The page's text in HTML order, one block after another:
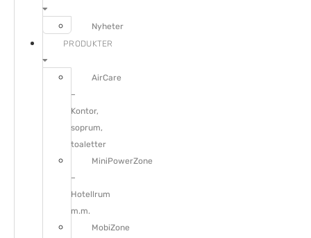
Nyheter
PRODUKTER
AirCare
–
Kontor,
soprum,
toaletter
MiniPowerZone
–
Hotellrum
m.m.
MobiZone